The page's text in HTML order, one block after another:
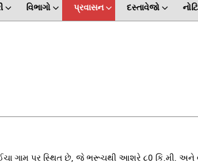
વિભાગો પ્રવાસન દસ્તાવેજો
ગામ પર સ્થિત છે, જે ભરૂચથી આશરે ૮0 કિ.મી. અને